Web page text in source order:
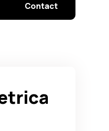
Contact